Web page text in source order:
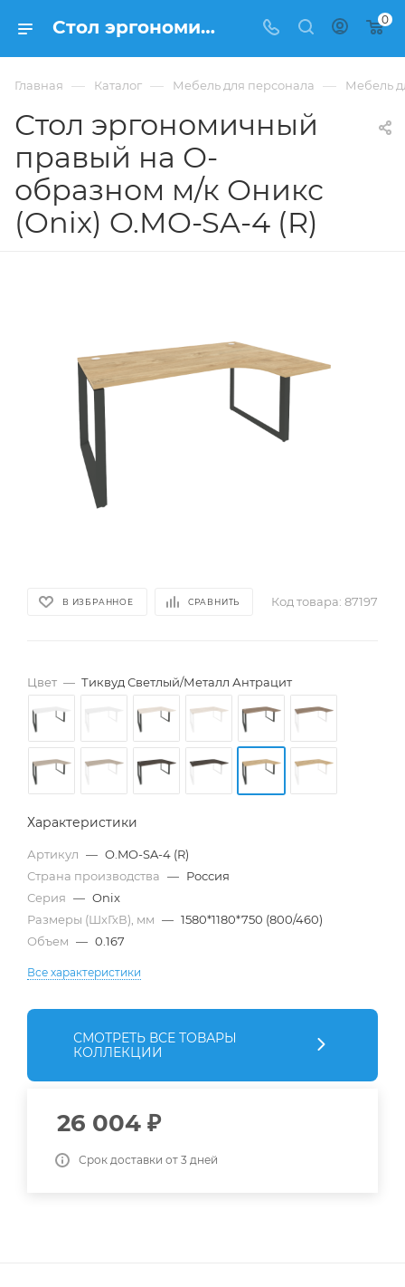
Стол эргономичный правый на О-образном м/к Оникс (Onix) O.MO-SA-4 (R) из ЛДСП купить в Москве, цена 26 004 ₽ - интернет-магазин ФРАНКОМ 0
Главная — Каталог — Мебель для персонала — Мебель
Стол эргономичный
правый на О-
образном м/к Оникс
(Onix) O.MO-SA-4 (R)
В ИЗБРАННОЕ СРАВНИТЬ Код товара: 87197
Цвет — Тиквуд Светлый/Металл Антрацит
Характеристики
Артикул — O.MO-SA-4 (R)
Страна производства — Россия
Серия — Onix
Размеры (ШхГхВ), мм — 1580*1180*750 (800/460)
Объем — 0.167
Все характеристики
СМОТРЕТЬ ВСЕ ТОВАРЫ
КОЛЛЕКЦИИ
26 004 ₽
Срок доставки от 3 дней